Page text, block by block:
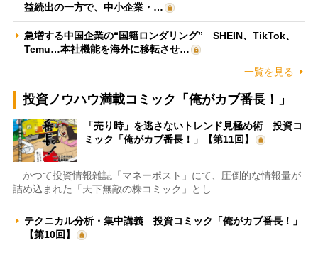
益続出の一方で、中小企業・…
急増する中国企業の“国籍ロンダリング” SHEIN、TikTok、
Temu…本社機能を海外に移転させ…
一覧を見る
投資ノウハウ満載コミック「俺がカブ番長！」
「売り時」を逃さないトレンド見極め術 投資コ
ミック「俺がカブ番長！」【第11回】
かつて投資情報雑誌「マネーポスト」にて、圧倒的な情報量が
詰め込まれた「天下無敵の株コミック」とし…
テクニカル分析・集中講義 投資コミック「俺がカブ番長！」
【第10回】